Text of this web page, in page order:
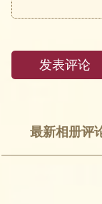
最新相册评